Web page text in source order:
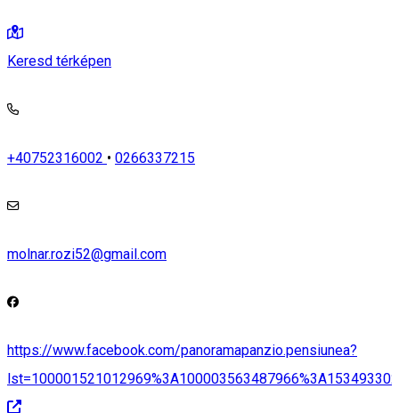
Keresd térképen
+40752316002 • 0266337215
molnar.rozi52@gmail.com
https://www.facebook.com/panoramapanzio.pensiunea?